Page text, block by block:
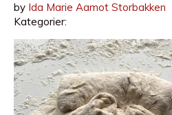
by Ida Marie Aamot Storbakken
Kategorier: